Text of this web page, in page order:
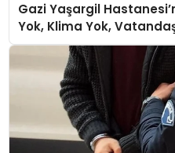
Gazi Yaşargil
Yok, Klima Yok,